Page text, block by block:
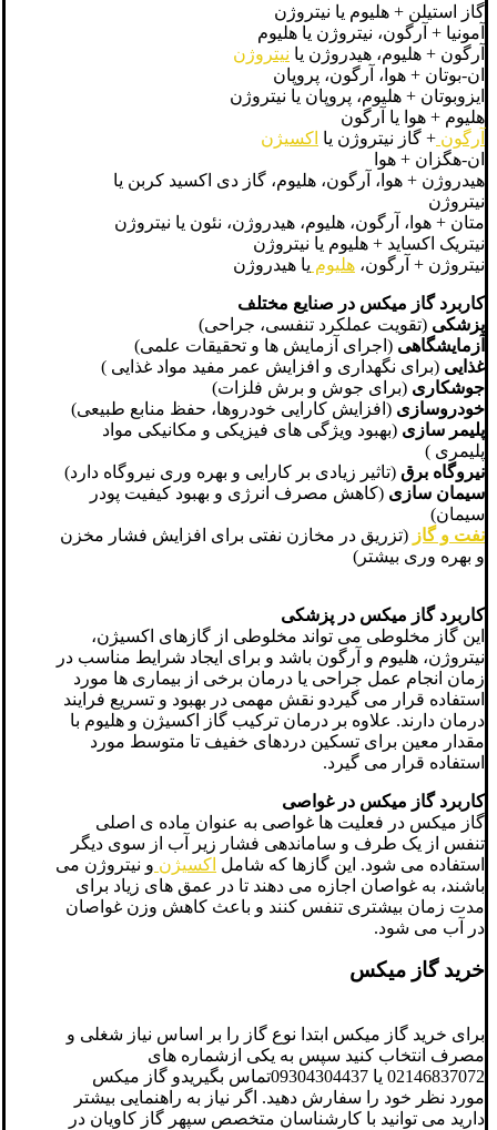
گاز استیلن + هلیوم یا نیتروژن
آمونیا + آرگون، نیتروژن یا هلیوم
آرگون + هلیوم، هیدروژن یا نیتروژن
ان-بوتان + هوا، آرگون، پروپان
ایزوبوتان + هلیوم، پروپان یا نیتروژن
هلیوم + هوا یا آرگون
آرگون + گاز نیتروژن یا اکسیژن
ان-هگزان + هوا
هیدروژن + هوا، آرگون، هلیوم، گاز دی اکسید کربن یا
نیتروژن
متان + هوا، آرگون، هلیوم، هیدروژن، نئون یا نیتروژن
نیتریک اکساید + هلیوم یا نیتروژن
نیتروژن + آرگون، هلیوم یا هیدروژن
کاربرد گاز میکس در صنایع مختلف
پزشکی (تقویت عملکرد تنفسی، جراحی)
آزمایشگاهی (اجرای آزمایش ها و تحقیقات علمی)
غذایی (برای نگهداری و افزایش عمر مفید مواد غذایی )
جوشکاری (برای جوش و برش فلزات)
خودروسازی (افزایش کارایی خودروها، حفظ منابع طبیعی)
پلیمر سازی (بهبود ویژگی های فیزیکی و مکانیکی مواد
پلیمری )
نیروگاه برق (تاثیر زیادی بر کارایی و بهره وری نیروگاه دارد)
سیمان سازی (کاهش مصرف انرژی و بهبود کیفیت پودر
سیمان)
نفت و گاز (تزریق در مخازن نفتی برای افزایش فشار مخزن
و بهره وری بیشتر)
کاربرد گاز میکس در پزشکی
این گاز مخلوطی می تواند مخلوطی از گازهای اکسیژن،
نیتروژن، هلیوم و آرگون باشد و برای ایجاد شرایط مناسب در
زمان انجام عمل جراحی یا درمان برخی از بیماری ها مورد
استفاده قرار می گیردو نقش مهمی در بهبود و تسریع فرایند
درمان دارند. علاوه بر درمان ترکیب گاز اکسیژن و هلیوم با
مقدار معین برای تسکین دردهای خفیف تا متوسط مورد
استفاده قرار می گیرد.
کاربرد گاز میکس در غواصی
گاز میکس در فعلیت ها غواصی به عنوان ماده ی اصلی
تنفس از یک طرف و ساماندهی فشار زیر آب از سوی دیگر
استفاده می شود. این گازها که شامل اکسیژن و نیتروژن می
باشند، به غواصان اجازه می دهند تا در عمق های زیاد برای
مدت زمان بیشتری تنفس کنند و باعث کاهش وزن غواصان
در آب می شود.
خرید گاز میکس
برای خرید گاز میکس ابتدا نوع گاز را بر اساس نیاز شغلی و
مصرف انتخاب کنید سپس به یکی ازشماره های
02146837072 یا 09304304437تماس بگیریدو گاز میکس
مورد نظر خود را سفارش دهید. اگر نیاز به راهنمایی بیشتر
دارید می توانید با کارشناسان متخصص سپهر گاز کاویان در